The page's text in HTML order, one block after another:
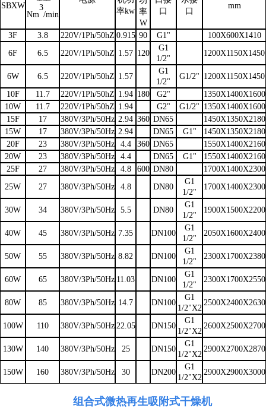
SBXW
Nm
3
/min
率kw 率
W
口
口
mm
3F 3.8 220V/1Ph/50hZ 0.915 90 G1"
100X600X1410
6F
6.5 220V/1Ph/50hZ 1.57 120
G1
1/2"
1200X1150X1450
6W 6.5 220V/1Ph/50hZ 1.57
G1
1/2"
G1/2" 1200X1150X1450
10F
11.7 220V/1Ph/50hZ 1.94 180 G2"
1350X1400X1600
10W
11.7 220V/1Ph/50hZ 1.94 G2" G1/2" 1350X1400X1600
15F
17 380V/3Ph/50Hz 2.94 360 DN65
1450X1350X2180
15W
17 380V/3Ph/50Hz 2.94 DN65 G1"
1450X1350X2180
20F
23 380V/3Ph/50Hz 4.4 360 DN65
1550X1400X2160
20W
23 380V/3Ph/50Hz 4.4 DN65 G1"
1550X1400X2160
25F
27 380V/3Ph/50Hz 4.8 600 DN80
1700X1400X2300
25W
27 380V/3Ph/50Hz 4.8 DN80
G1
1/2"
1700X1400X2300
30W 34 380V/3Ph/50Hz 5.5 DN80
G1
1/2"
1900X1500X2200
40W 45 380V/3Ph/50Hz 7.35 DN100
G1
1/2"
2050X1600X2400
50W 55 380V/3Ph/50Hz 8.82 DN100
G1
1/2"
2300X1700X2380
60W 65 380V/3Ph/50Hz 11.03 DN100
G1
1/2"
2300X1700X2550
80W 85 380V/3Ph/50Hz 14.7 DN100
G1
1/2"X2
2500X2400X2630
100W 110 380V/3Ph/50Hz 22.05 DN150
G1
1/2"X2
2600X2500X2700
130W 140 380V/3Ph/50Hz 25 DN150
G1
1/2"X2
2900X2700X2870
150W 160 380V/3Ph/50Hz 30 DN200
G1
1/2"X2
2900X2900X3000
组合式微热再生吸附式干燥机